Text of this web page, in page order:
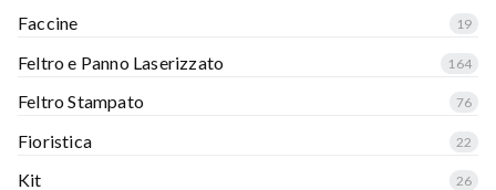
Faccine 19
Feltro e Panno Laserizzato 164
Feltro Stampato 76
Fioristica 22
Kit 26